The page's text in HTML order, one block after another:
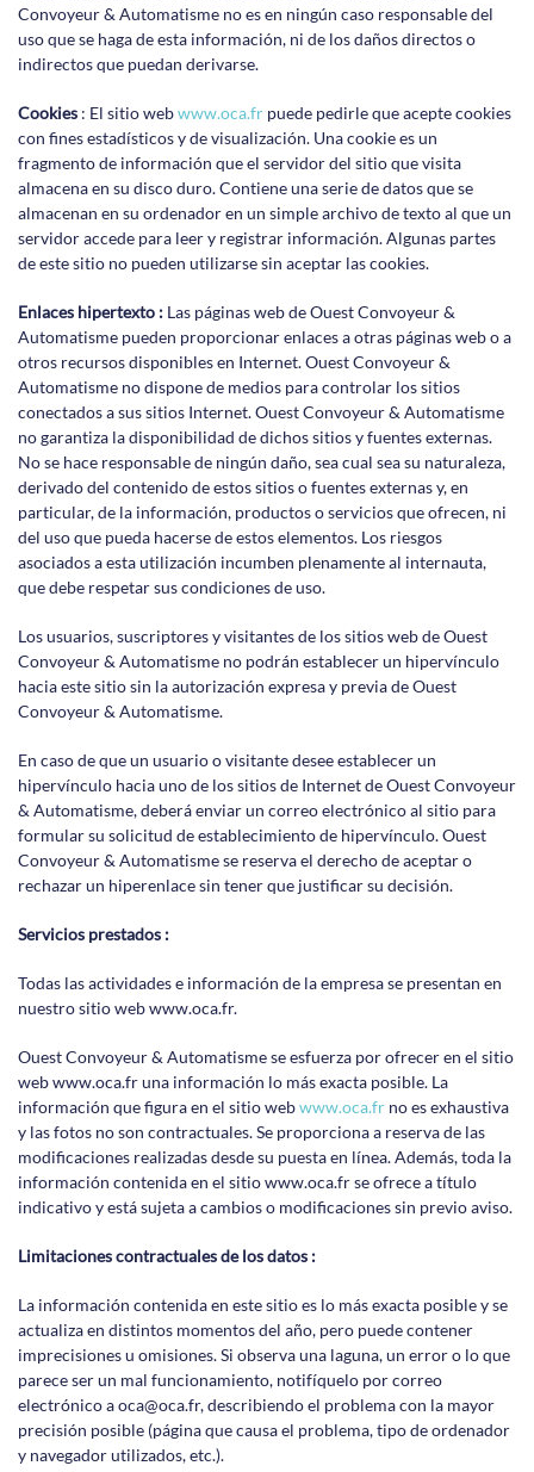
Convoyeur & Automatisme no es en ningún caso responsable del
uso que se haga de esta información, ni de los daños directos o
indirectos que puedan derivarse.
Cookies : El sitio webwww.oca.fr puede pedirle que acepte cookies
con fines estadísticos y de visualización. Una cookie es un
fragmento de información que el servidor del sitio que visita
almacena en su disco duro. Contiene una serie de datos que se
almacenan en su ordenador en un simple archivo de texto al que un
servidor accede para leer y registrar información. Algunas partes
de este sitio no pueden utilizarse sin aceptar las cookies.
Enlaces hipertexto : Las páginas web de Ouest Convoyeur &
Automatisme pueden proporcionar enlaces a otras páginas web o a
otros recursos disponibles en Internet. Ouest Convoyeur &
Automatisme no dispone de medios para controlar los sitios
conectados a sus sitios Internet. Ouest Convoyeur & Automatisme
no garantiza la disponibilidad de dichos sitios y fuentes externas.
No se hace responsable de ningún daño, sea cual sea su naturaleza,
derivado del contenido de estos sitios o fuentes externas y, en
particular, de la información, productos o servicios que ofrecen, ni
del uso que pueda hacerse de estos elementos. Los riesgos
asociados a esta utilización incumben plenamente al internauta,
que debe respetar sus condiciones de uso.
Los usuarios, suscriptores y visitantes de los sitios web de Ouest
Convoyeur & Automatisme no podrán establecer un hipervínculo
hacia este sitio sin la autorización expresa y previa de Ouest
Convoyeur & Automatisme.
En caso de que un usuario o visitante desee establecer un
hipervínculo hacia uno de los sitios de Internet de Ouest Convoyeur
& Automatisme, deberá enviar un correo electrónico al sitio para
formular su solicitud de establecimiento de hipervínculo. Ouest
Convoyeur & Automatisme se reserva el derecho de aceptar o
rechazar un hiperenlace sin tener que justificar su decisión.
Servicios prestados :
Todas las actividades e información de la empresa se presentan en
nuestro sitio web www.oca.fr.
Ouest Convoyeur & Automatisme se esfuerza por ofrecer en el sitio
web www.oca.fr una información lo más exacta posible. La
información que figura en el sitio webwww.oca.fr no es exhaustiva
y las fotos no son contractuales. Se proporciona a reserva de las
modificaciones realizadas desde su puesta en línea. Además, toda la
información contenida en el sitio www.oca.fr se ofrece a título
indicativo y está sujeta a cambios o modificaciones sin previo aviso.
Limitaciones contractuales de los datos :
La información contenida en este sitio es lo más exacta posible y se
actualiza en distintos momentos del año, pero puede contener
imprecisiones u omisiones. Si observa una laguna, un error o lo que
parece ser un mal funcionamiento, notifíquelo por correo
electrónico a oca@oca.fr, describiendo el problema con la mayor
precisión posible (página que causa el problema, tipo de ordenador
y navegador utilizados, etc.).